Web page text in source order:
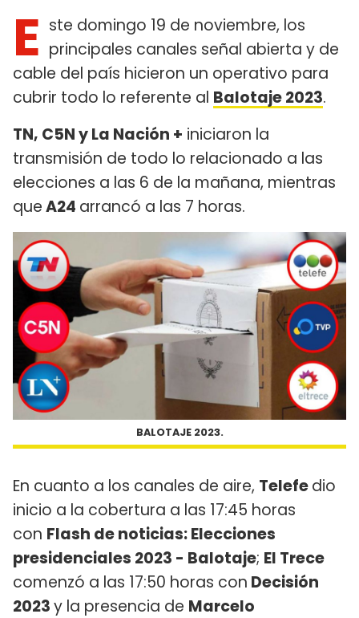
E ste domingo 19 de noviembre, los
principales canales señal abierta y de
cable del país hicieron un operativo para
cubrir todo lo referente al Balotaje 2023.
TN, C5N y La Nación + iniciaron la
transmisión de todo lo relacionado a las
elecciones a las 6 de la mañana, mientras
queA24 arrancó a las 7 horas.
BALOTAJE 2023.
En cuanto a los canales de aire, Telefedio
inicio a la cobertura a las 17:45 horas
con Flash de noticias: Elecciones
presidenciales 2023 - Balotaje; El Trece
comenzó a las 17:50 horas con Decisión
2023y la presencia de Marcelo